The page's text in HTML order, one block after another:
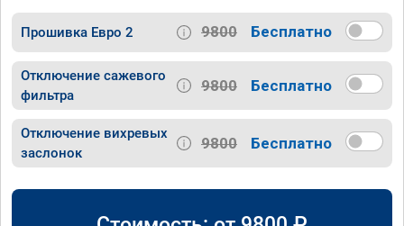
Прошивка Евро 2 9800 Бесплатно
Отключение сажевого
фильтра
9800 Бесплатно
Отключение вихревых
заслонок
9800 Бесплатно